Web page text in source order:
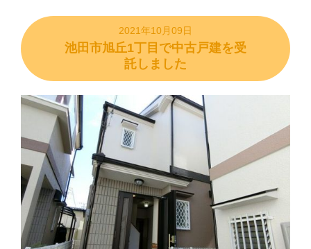
2021年10月09日
池田市旭丘1丁目で中古戸建を受
託しました